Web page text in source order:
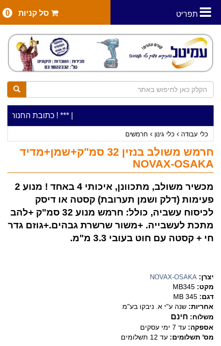
תפריט סל קניות 0
***כתובת החנות: רח' המלאכה 2, ביתן 8 (כניסה מרח'***כלי עבודה להשכרה בתעריף יומי משתלם ! ***
כלי עבודה כלי גינון חרמשים
חרמש משולב בנזין 32 סמ"ק+שמן+מדיד
NOVAX-OSAKA
מכשיר משולב, מתכוונן, איכותי 4 באחד ! מנוע 2
פעימות (דלק ושמן תערובת) קסטה או דיסק
לכיסוח עשביה, כולל: חרמש מנוע 32 סמ"ק +להב
מתכת לעשבייה. +משור שרשרת גבהים.+גוזם גדר
חי + קסטה עם חוט בעובי 3.3 מ"מ.
יצרן: NOVAX-OSAKA
מקט: MB345
דגם: MB 345
אחריות: שנה ע"י א. ניבקו בע"מ
משלוח: חינם
אספקה: עד 7 ימי עסקים
מס' תשלומים: עד 12 תשלומים